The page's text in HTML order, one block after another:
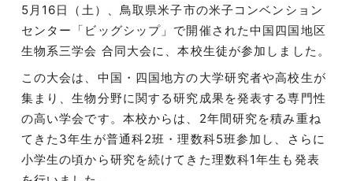
5月16日（土）、鳥取県米子市の米子コンベンション
センター「ビッグシップ」で開催された中国四国地区
生物系三学会 合同大会に、本校生徒が参加しました。
この大会は、中国・四国地方の大学研究者や高校生が
集まり、生物分野に関する研究成果を発表する専門性
の高い学会です。本校からは、2年間研究を積み重ね
てきた3年生が普通科2班・理数科5班参加し、さらに
小学生の頃から研究を続けてきた理数科1年生も発表